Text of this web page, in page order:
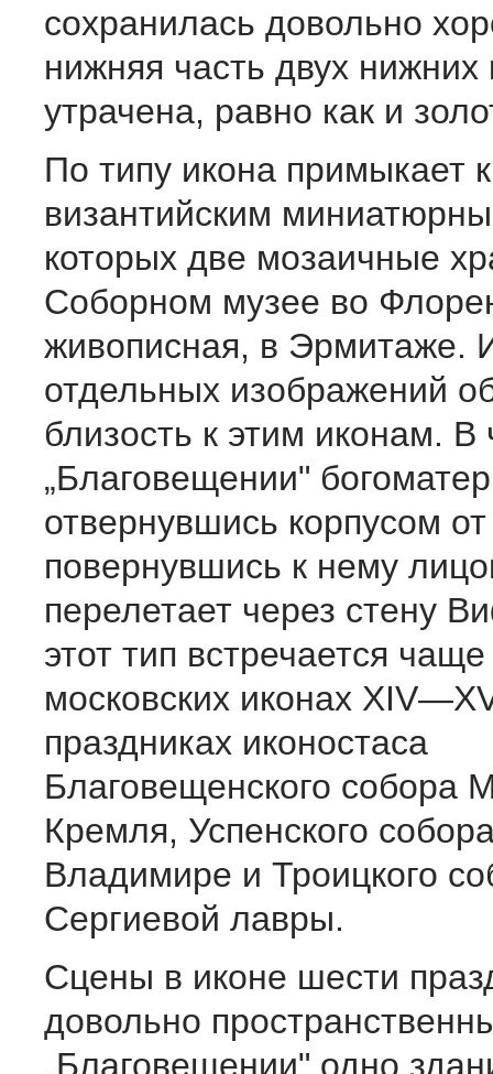
сохранилась довольно
нижняя часть двух нижних
утрачена, равно как и
По типу икона примыкает к
византийским
которых две мозаичные
Соборном музее во
живописная, в Эрмитаже.
отдельных изображений
близость к этим иконам. В
„Благовещении"
отвернувшись корпусом
повернувшись к нему
перелетает через стену
этот тип встречается чаще
московских иконах
праздниках иконостаса
Благовещенского собора
Кремля, Успенского
Владимире и Троицкого
Сергиевой лавры.
Сцены в иконе шести
довольно
„Благовещении" одно